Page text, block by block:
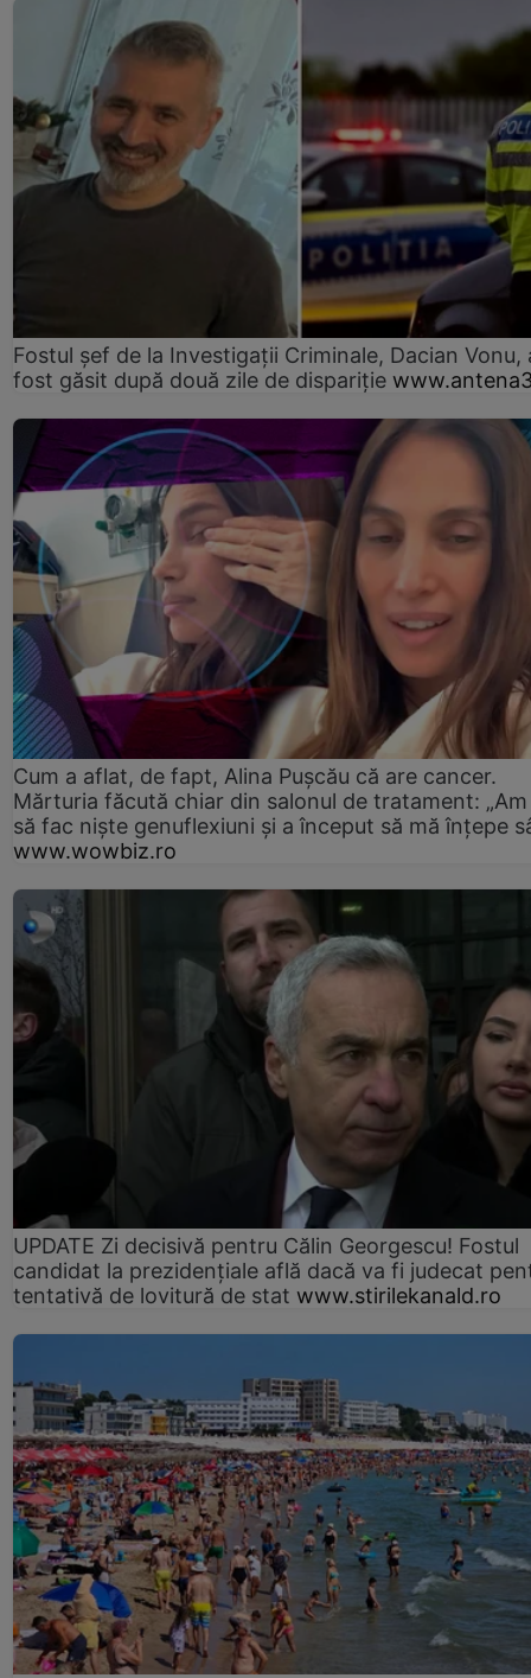
Fostul șef de la Investigații Criminale, Dacian Vonu,
fost găsit după două zile de dispariţie
Cum a aflat, de fapt, Alina Pușcău că are cancer.
Mărturia făcută chiar din salonul de tratament:
să fac niște genuflexiuni și a început să mă înțepe
www.wowbiz.ro
UPDATE Zi decisivă pentru Călin Georgescu! Fostul
candidat la prezidențiale află dacă va fi judecat
tentativă de lovitură de stat www.stirilekanald.ro